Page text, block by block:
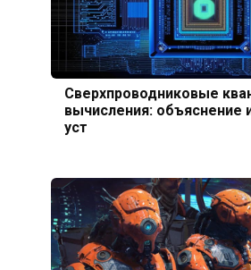
Сверхпроводниковые
вычисления: объяснение
уст